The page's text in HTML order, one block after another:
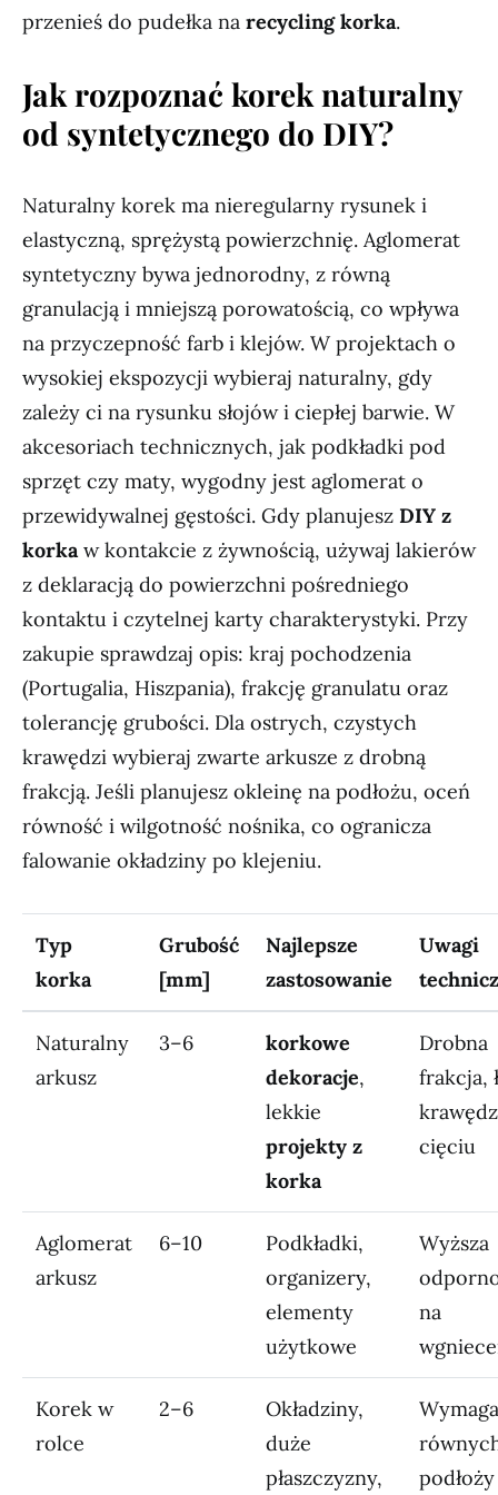
przenieś do pudełka na recycling korka.
Jak rozpoznać korek naturalny
od syntetycznego do DIY?
Naturalny korek ma nieregularny rysunek i
elastyczną, sprężystą powierzchnię. Aglomerat
syntetyczny bywa jednorodny, z równą
granulacją i mniejszą porowatością, co wpływa
na przyczepność farb i klejów. W projektach o
wysokiej ekspozycji wybieraj naturalny, gdy
zależy ci na rysunku słojów i ciepłej barwie. W
akcesoriach technicznych, jak podkładki pod
sprzęt czy maty, wygodny jest aglomerat o
przewidywalnej gęstości. Gdy planujesz DIY z
korkaw kontakcie z żywnością, używaj lakierów
z deklaracją do powierzchni pośredniego
kontaktu i czytelnej karty charakterystyki. Przy
zakupie sprawdzaj opis: kraj pochodzenia
(Portugalia, Hiszpania), frakcję granulatu oraz
tolerancję grubości. Dla ostrych, czystych
krawędzi wybieraj zwarte arkusze z drobną
frakcją. Jeśli planujesz okleinę na podłożu, oceń
równość i wilgotność nośnika, co ogranicza
falowanie okładziny po klejeniu.
Typ
korka
Grubość
[mm]
Najlepsze
zastosowanie
Uwagi
Naturalny
arkusz
3–6
korkowe
dekoracje,
lekkie
projekty z
korka
Drobna
frakcja,
cięciu
Aglomerat
arkusz
6–10
Podkładki,
organizery,
elementy
użytkowe
Wyższa
na
Korek w
rolce
2–6
Okładziny,
duże
płaszczyzny,
Wymaga